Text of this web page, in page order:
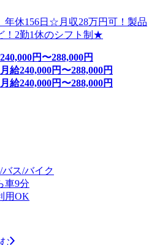
年休156日☆月収28万円可！製品
！2勤1休のシフト制★
240,000円〜288,000円
月給240,000円〜288,000円
月給240,000円〜288,000円
ス/バイク
車9分
用OK